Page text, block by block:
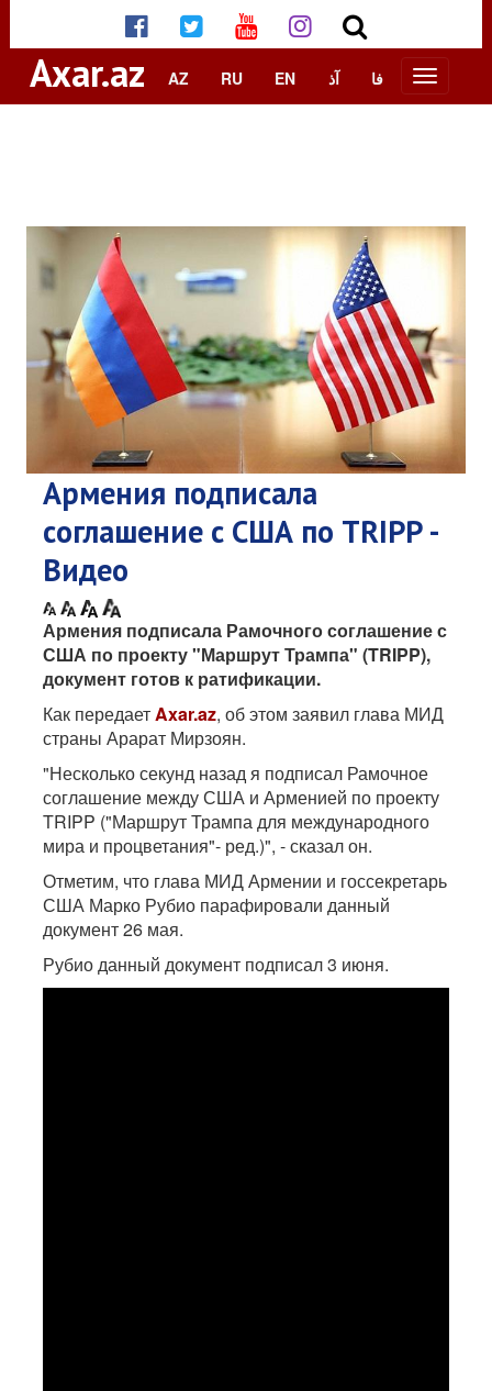
Axar.az AZ RU EN آذ فا
Армения подписала
соглашение с США по TRIPP -
Видео
Армения подписала Рамочного соглашение с
США по проекту "Маршрут Трампа" (TRIPP),
документ готов к ратификации.
Как передаетAxar.az, об этом заявил глава МИД
страны Арарат Мирзоян.
"Несколько секунд назад я подписал Рамочное
соглашение между США и Арменией по проекту
TRIPP ("Маршрут Трампа для международного
мира и процветания"- ред.)", - сказал он.
Отметим, что глава МИД Армении и госсекретарь
США Марко Рубио парафировали данный
документ 26 мая.
Рубио данный документ подписал 3 июня.